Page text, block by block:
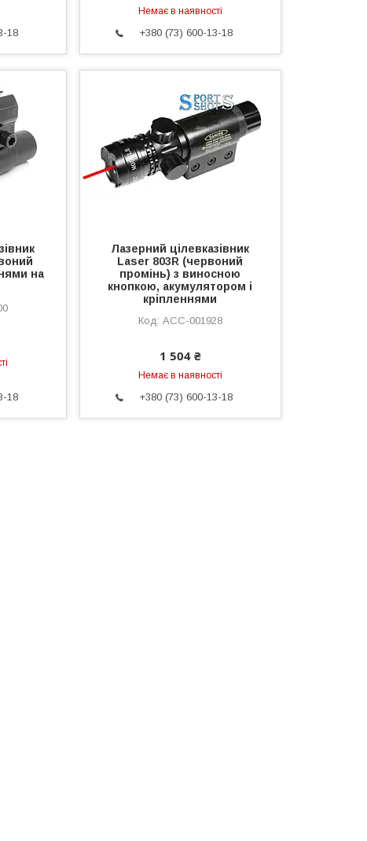
18
Немає в наявності
+380 (73) 600-13-18
на
18
Лазерний цілевказівник
Laser 803R (червоний
промінь) з виносною
кнопкою, акумулятором і
кріпленнями
ACC-001928
1 504 ₴
Немає в наявності
+380 (73) 600-13-18